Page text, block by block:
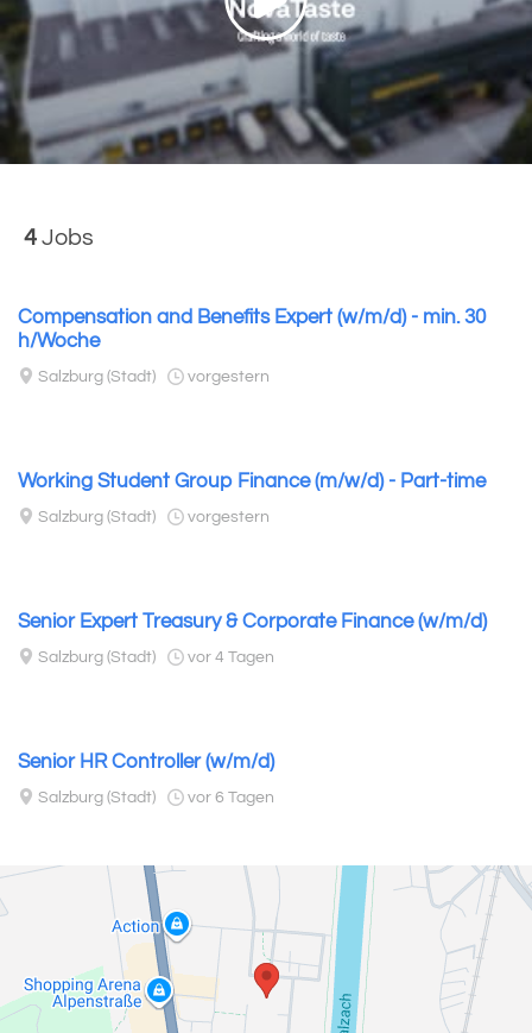
4 Jobs
Compensation and Benefits Expert (w/m/d) - min. 30
h/Woche
Salzburg (Stadt) vorgestern
Working Student Group Finance (m/w/d) - Part-time
Salzburg (Stadt) vorgestern
Senior Expert Treasury & Corporate Finance (w/m/d)
Salzburg (Stadt) vor 4 Tagen
Senior HR Controller (w/m/d)
Salzburg (Stadt) vor 6 Tagen